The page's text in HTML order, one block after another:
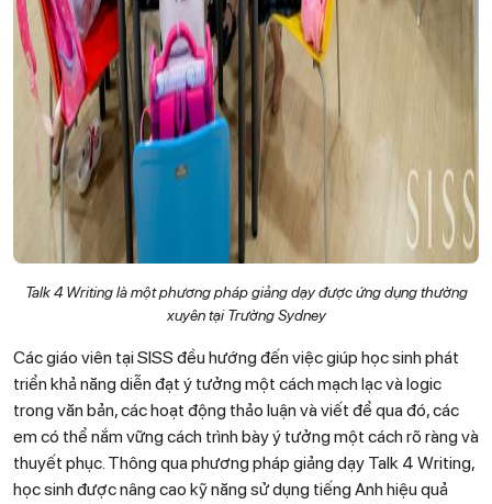
Talk 4 Writing là một phương pháp giảng dạy được ứng dụng thường
xuyên tại Trường Sydney
Các giáo viên tại SISS đều hướng đến việc giúp học sinh phát
triển khả năng diễn đạt ý tưởng một cách mạch lạc và logic
trong văn bản, các hoạt động thảo luận và viết để qua đó, các
em có thể nắm vững cách trình bày ý tưởng một cách rõ ràng và
thuyết phục. Thông qua phương pháp giảng dạy Talk 4 Writing,
học sinh được nâng cao kỹ năng sử dụng tiếng Anh hiệu quả